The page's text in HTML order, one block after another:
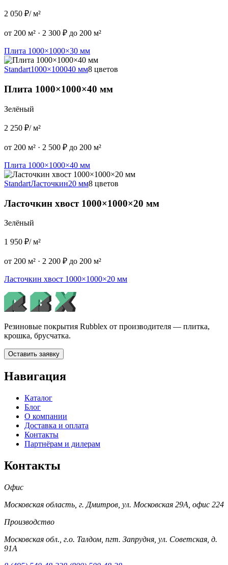
2 050 ₽/ м²
от 200 м² · 2 300 ₽ до 200 м²
Плита 1000×1000×30 мм
Standart1000×100040 мм8 цветов
Плита 1000×1000×40 мм
Зелёный
2 250 ₽/ м²
от 200 м² · 2 500 ₽ до 200 м²
Плита 1000×1000×40 мм
StandartЛасточкин20 мм8 цветов
Ласточкин хвост 1000×1000×20 мм
Зелёный
1 950 ₽/ м²
от 200 м² · 2 200 ₽ до 200 м²
Ласточкин хвост 1000×1000×20 мм
Резиновые покрытия Rubblex от производителя — плитка,
крошка, брусчатка.
Оставить заявку
Навигация
Каталог
Блог
О компании
Доставка и оплата
Контакты
Партнёрам и дилерам
Контакты
Офис
Московская область, г. Дмитров, ул. Московская 29А, офис 224
Производство
Московская обл., г.о. Талдом, пгт. Запрудня, ул. Советская, д.
91А